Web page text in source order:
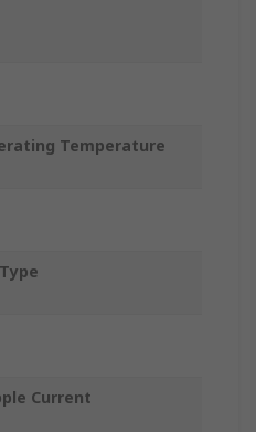
Temperature
Current